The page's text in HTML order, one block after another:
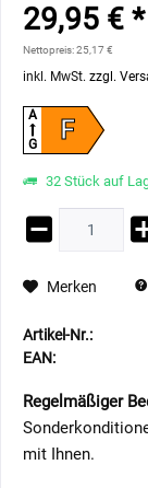
29,95 € *
Nettopreis: 25,17 €
inkl. MwSt. zzgl.
F
A
G
32 Stück auf
Merken
Artikel-Nr.:
EAN:
Regelmäßiger
mit Ihnen.